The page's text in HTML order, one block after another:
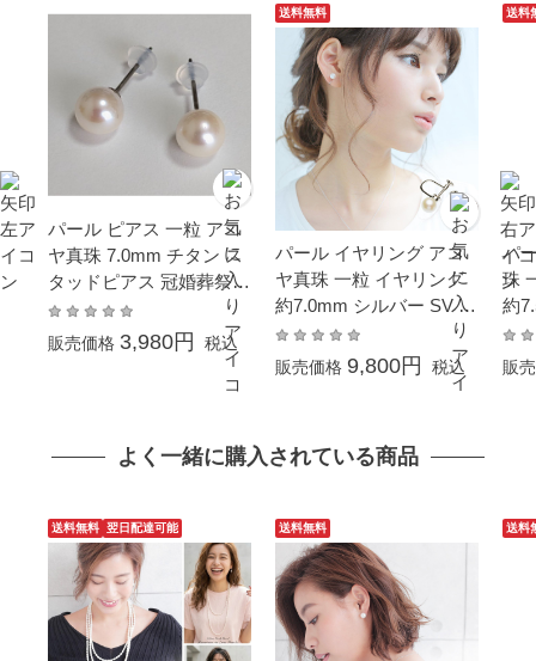
パール ピアス 一粒 アコ
ヤ真珠 7.0mm チタン ス
タッドピアス 冠婚葬祭
結婚式 シリコン キャッ
チ 小さめ 本真珠 金属ア
販売価格 3,980円 税込
送料無料
パール イヤリング アコ
ヤ真珠 一粒 イヤリング
約7.0mm シルバー SV 結
婚式 冠婚葬祭 お葬式 卒
業式 入学式 母の日 プレ
ゼント ギフト 贈り物 6月
販売価格 9,800円 税込
送料
パ
珠
約
ド
祭
販
よく一緒に購入されている商品
送料無料 翌日配達可能 送料無料 送料